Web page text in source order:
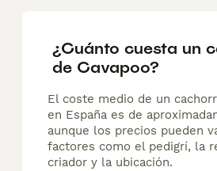
¿Cuánto cuesta un
de Cavapoo?
El coste medio de un
en España es de
aunque los precios pueden
factores como el pedigrí, la
criador y la ubicación.